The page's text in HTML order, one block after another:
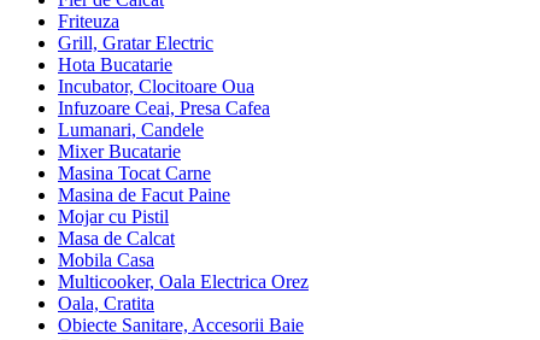
Friteuza
Grill, Gratar Electric
Hota Bucatarie
Incubator, Clocitoare Oua
Infuzoare Ceai, Presa Cafea
Lumanari, Candele
Mixer Bucatarie
Masina Tocat Carne
Masina de Facut Paine
Mojar cu Pistil
Masa de Calcat
Mobila Casa
Multicooker, Oala Electrica Orez
Oala, Cratita
Obiecte Sanitare, Accesorii Baie